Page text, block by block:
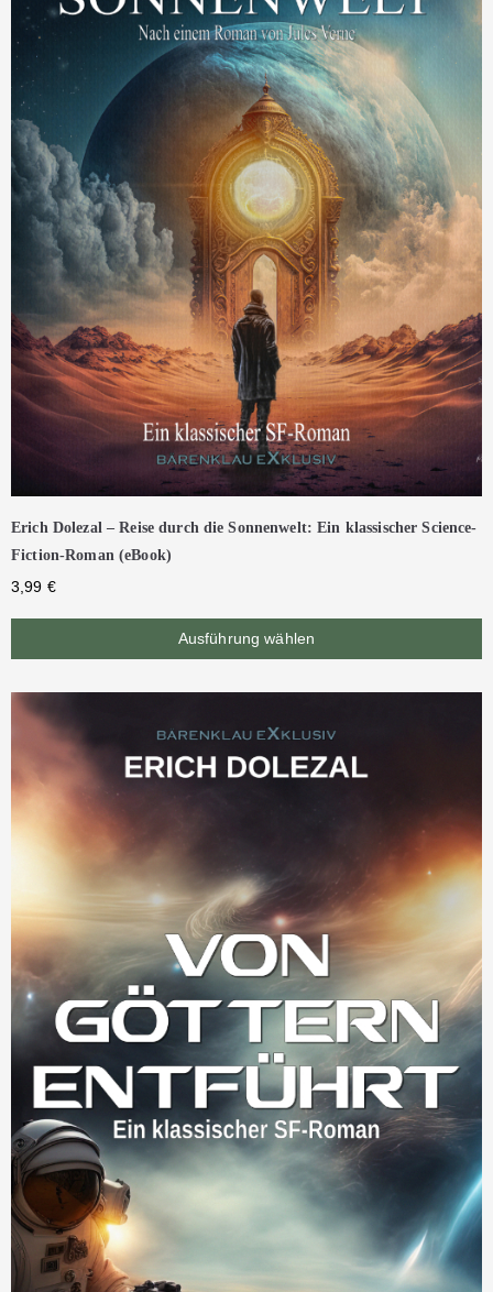
Erich Dolezal – Reise durch die Sonnenwelt: Ein klassischer Science-
Fiction-Roman (eBook)
3,99 €
Ausführung wählen